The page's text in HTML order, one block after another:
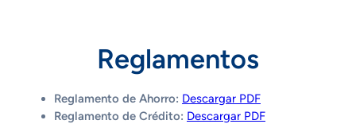
Reglamentos
Reglamento de Ahorro: Descargar PDF
Reglamento de Crédito: Descargar PDF